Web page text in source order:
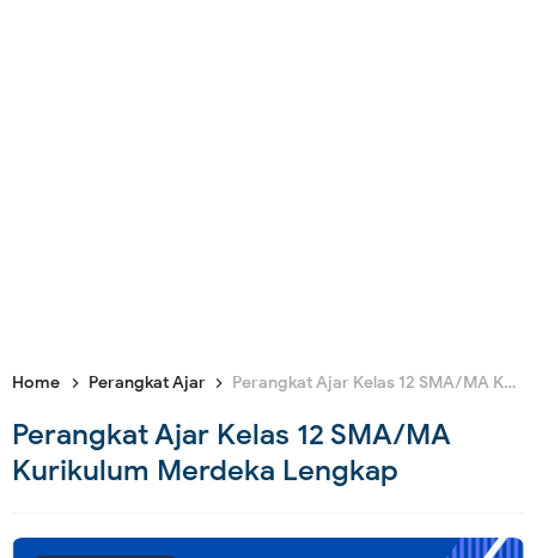
Home Perangkat Ajar Perangkat Ajar Kelas 12 SMA/MA Kurikulum Merdeka Lengkap
Perangkat Ajar Kelas 12 SMA/MA
Kurikulum Merdeka Lengkap